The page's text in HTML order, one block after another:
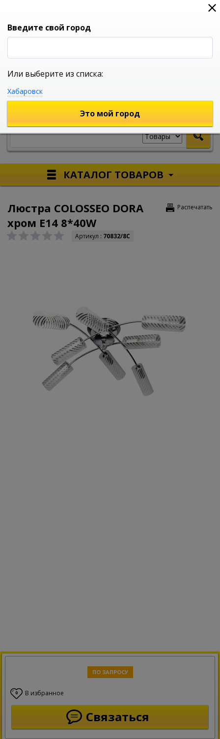
0
УНИВЕРСАЛЬНЫЙ ИНТЕРНЕТ МАГАЗИН
КАТАЛОГ ТОВАРОВ
Распечатать
Люстра COLOSSEO DORA
хром E14 8*40W
Артикул : 70832/8C
ПО ЗАПРОСУ
0 В избранное
Связаться
Введите свой город
Или выберите из списка:
Хабаровск
Это мой город